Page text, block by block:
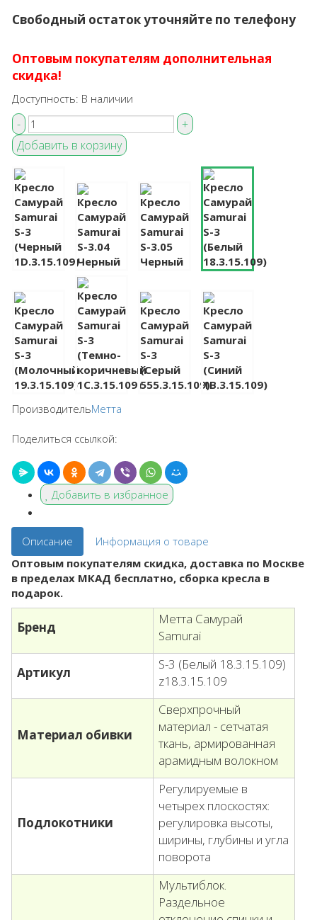
Свободный остаток уточняйте по телефону
Оптовым покупателям дополнительная
скидка!
Доступность: В наличии
ПроизводительМетта
Поделиться ссылкой:
Добавить в избранное
Описание
Информация о товаре
Оптовым покупателям скидка, доставка по Москве
в пределах МКАД бесплатно, сборка кресла в
подарок.
Бренд
Метта Самурай
Samurai
Артикул
S-3 (Белый 18.3.15.109)
z18.3.15.109
Материал обивки
Сверхпрочный
материал - сетчатая
ткань, армированная
арамидным волокном
Подлокотники
Регулируемые в
четырех плоскостях:
регулировка высоты,
ширины, глубины и угла
поворота
Мультиблок.
Раздельное